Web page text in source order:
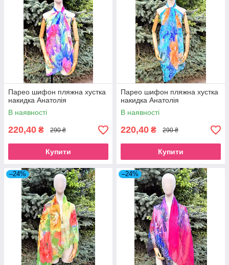
Парео шифон пляжна хустка
накидка Анатолія
В наявності
220,40 ₴ 290 ₴
Купити
Парео шифон пляжна хустка
накидка Анатолія
В наявності
220,40 ₴ 290 ₴
Купити
–24% –24%